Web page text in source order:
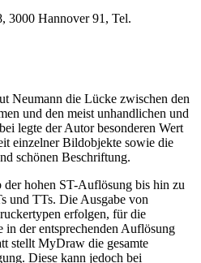
3000 Hannover 91, Tel.
Neumann die Lücke zwischen den
und den meist unhandlichen und
legte der Autor besonderen Wert
einzelner Bildobjekte sowie die
schönen Beschriftung.
hohen ST-Auflösung bis hin zu
und TTs. Die Ausgabe von
erfolgen, für die
in der entsprechenden Auflösung
stellt MyDraw die gesamte
Diese kann jedoch bei